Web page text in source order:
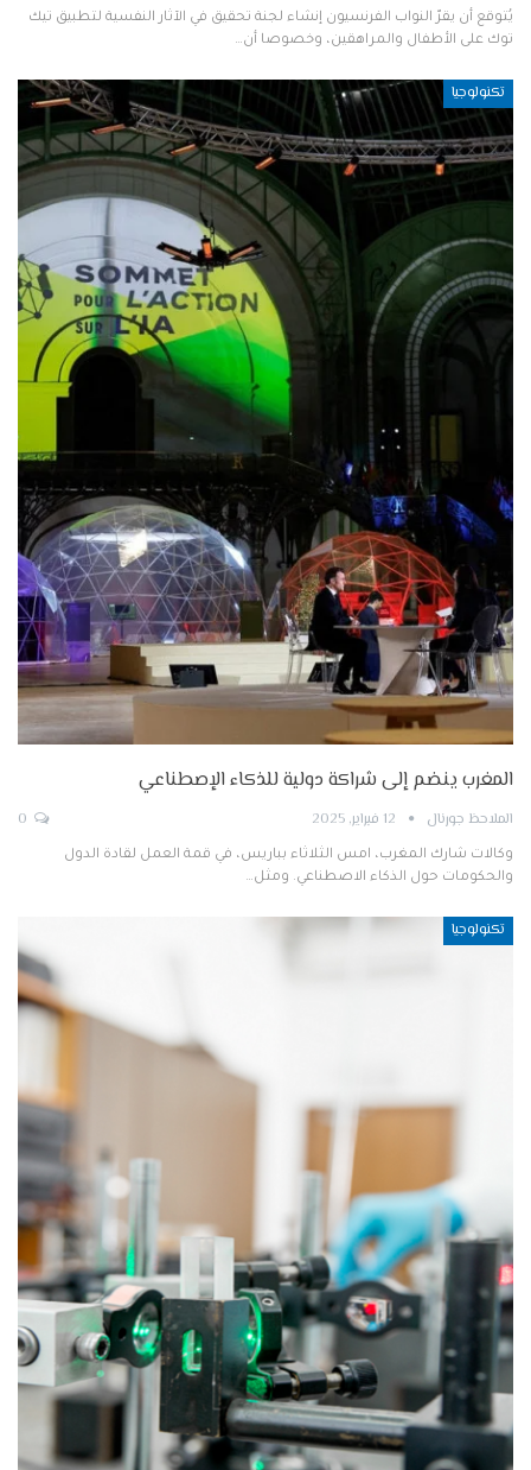
يُتوقع أن يقرّ النواب الفرنسيون إنشاء لجنة تحقيق في الآثار النفسية لتطبيق تيك
توك على الأطفال والمراهقين، وخصوصا أن…
تكنولوجيا
المغرب ينضم إلى شراكة دولية للذكاء الإصطناعي
الملاحظ جورنال 12 فبراير, 2025
وكالات شارك المغرب، امس الثلاثاء بباريس، في قمة العمل لقادة الدول
والحكومات حول الذكاء الاصطناعي. ومثل…
تكنولوجيا